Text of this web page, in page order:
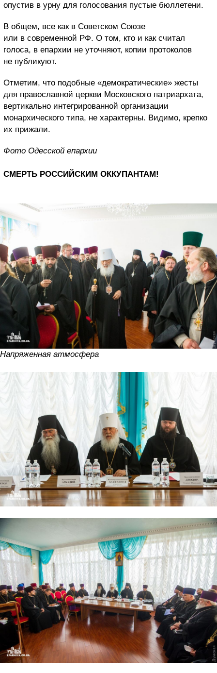
опустив в урну для голосования пустые бюллетени.
В общем, все как в Советском Союзе
или в современной РФ. О том, кто и как считал
голоса, в епархии не уточняют, копии протоколов
не публикуют.
Отметим, что подобные «демократические» жесты
для православной церкви Московского патриархата,
вертикально интегрированной организации
монархического типа, не характерны. Видимо, крепко
их прижали.
Фото Одесской епархии
СМЕРТЬ РОССИЙСКИМ ОККУПАНТАМ!
Напряженная атмосфера